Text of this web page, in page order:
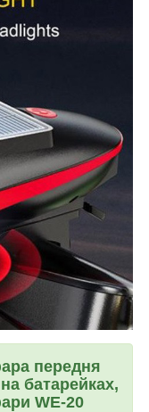
передня
батарейках,
WE-20